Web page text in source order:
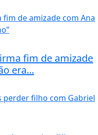
fim de amizade
era...